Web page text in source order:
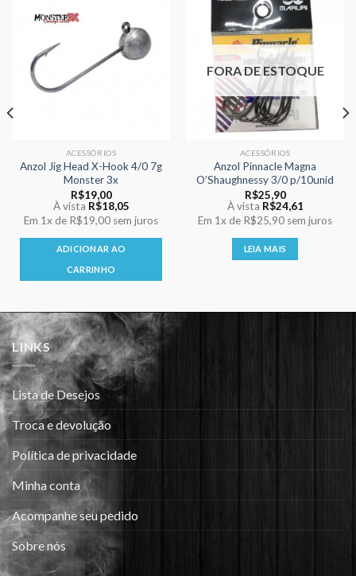
ACESSÓRIOS
Anzol Jig Head X-Hook 4/0 7g
Monster 3x
R$19,00
À vista R$18,05
Em 1xde R$19,00 sem juros
ADICIONAR AO
CARRINHO
FORA DE ESTOQUE
ACESSÓRIOS
Anzol Pinnacle Magna
O’Shaughnessy 3/0 p/10unid
R$25,90
À vista R$24,61
Em 1xde R$25,90 sem juros
LEIA MAIS
LINKS
Lista de Desejos
Troca e devolução
Política de privacidade
Minha conta
Acompanhe seu pedido
Sobre nós